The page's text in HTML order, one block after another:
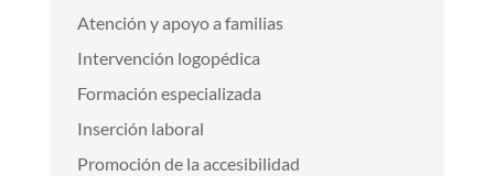
Atención y apoyo a familias
Intervención logopédica
Formación especializada
Inserción laboral
Promoción de la accesibilidad